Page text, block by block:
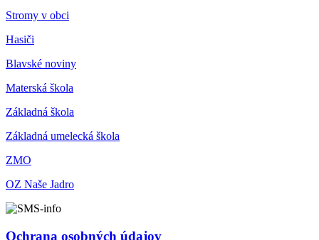
Stromy v obci
Hasiči
Blavské noviny
Materská škola
Základná škola
Základná umelecká škola
ZMO
OZ Naše Jadro
Ochrana osobných údajov